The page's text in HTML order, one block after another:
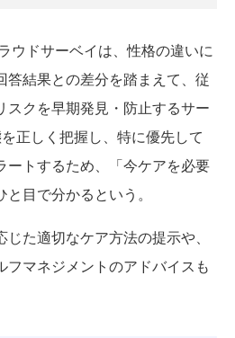
ウドサーベイは、性格の違いに
答結果との差分を踏まえて、従
スクを早期発見・防止するサー
正しく把握し、特に優先して
ートするため、「今ケアを必要
目で分かるという。
た適切なケア方法の提示や、
フマネジメントのアドバイスも